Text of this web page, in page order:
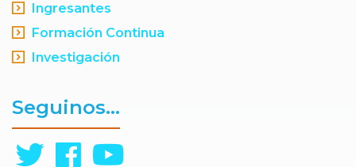
Ingresantes
Formación Continua
Investigación
Seguinos...